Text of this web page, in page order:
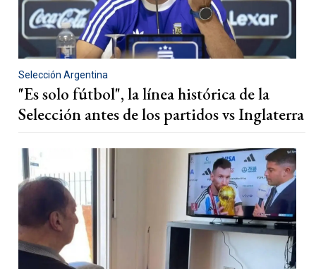
Selección Argentina
"Es solo fútbol", la línea histórica de la
Selección antes de los partidos vs Inglaterra